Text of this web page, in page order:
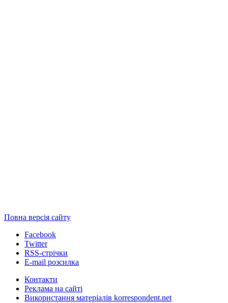
Повна версія сайту
Facebook
Twitter
RSS-стрічки
E-mail розсилка
Контакти
Реклама на сайті
Використання матеріалів korrespondent.net